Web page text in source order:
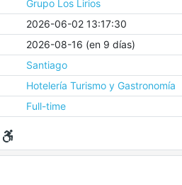
Grupo Los Lirios
2026-06-02 13:17:30
2026-08-16 (en 9 días)
Santiago
Hotelería Turismo y Gastronomía
Full-time